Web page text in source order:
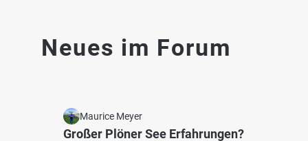
Neues im Forum
Maurice Meyer
Großer Plöner See Erfahrungen?